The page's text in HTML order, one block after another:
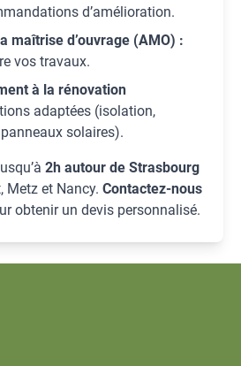
d’amélioration.
maîtrise d’ouvrage (AMO) :
vos travaux.
à la rénovation
adaptées (isolation,
solaires).
2h autour de Strasbourg
Metz et Nancy. Contactez-nous
obtenir un devis personnalisé.